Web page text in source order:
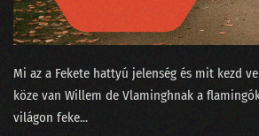
126 - Béla beindul az OSINT-ra!
125 - MI is csak emberek
Mi az a ⁠Fekete hattyú jelenség⁠ és mit kezd
köze van Willem de Vlamingh⁠⁠nak a
világon feke...